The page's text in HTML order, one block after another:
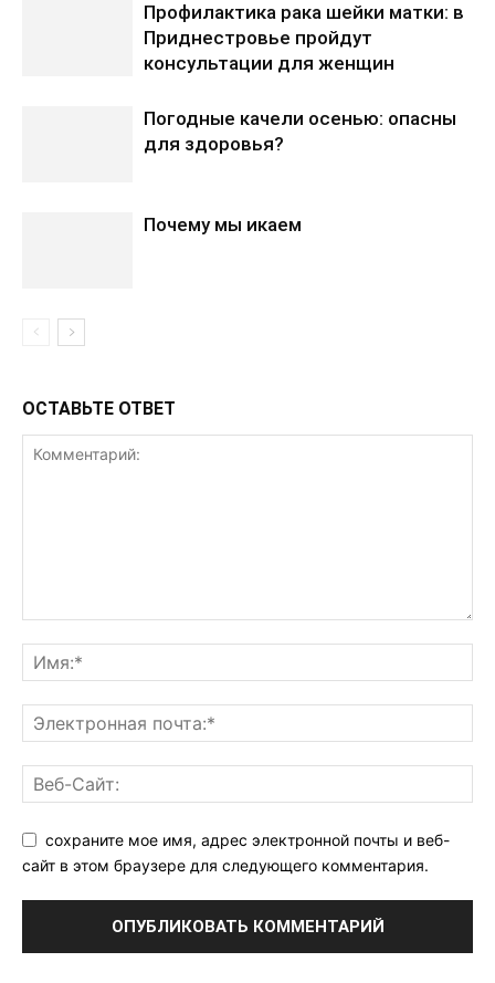
Профилактика рака шейки матки: в
Приднестровье пройдут
консультации для женщин
Погодные качели осенью: опасны
для здоровья?
Почему мы икаем
ОСТАВЬТЕ ОТВЕТ
сохраните мое имя, адрес электронной почты и веб-
сайт в этом браузере для следующего комментария.